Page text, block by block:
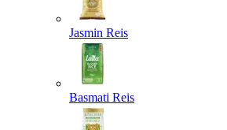
Jasmin Reis
Basmati Reis